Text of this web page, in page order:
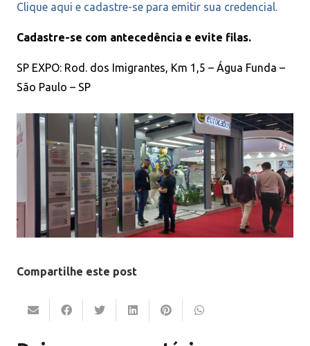
Clique aqui e cadastre-se para emitir sua credencial.
Cadastre-se com antecedência e evite filas.
SP EXPO: Rod. dos Imigrantes, Km 1,5 – Água Funda –
São Paulo – SP
Compartilhe este post